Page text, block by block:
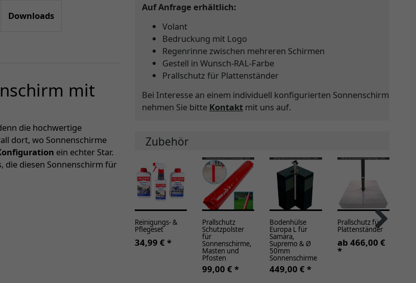
Downloads
mit
die hochwertige
dort, wo Sonnenschirme
ein echter Star.
die diesen Sonnenschirm für
Auf Anfrage erhältlich:
Volant
Bedruckung mit Logo
Regenrinne zwischen mehreren Schirmen
Gestell in Wunsch-RAL-Farbe
Prallschutz für Plattenständer
Bei Interesse an einem individuell konfigurierten Sonnenschirm
nehmen Sie bitte Kontaktmit uns auf.
Zubehör
Reinigungs- &
Pflegeset
34,99 € *
Prallschutz
Schutzpolster
für
Sonnenschirme,
Masten und
Pfosten
99,00 € *
Bodenhülse
Europa L für
Samara,
Supremo & Ø
50mm
Sonnenschirme
449,00 € *
Prallschutz für
Plattenständer
ab 466,00 €
*